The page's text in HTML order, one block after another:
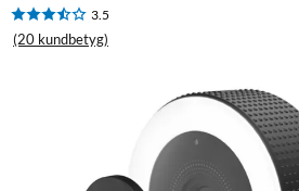
3.5
(20 kundbetyg)